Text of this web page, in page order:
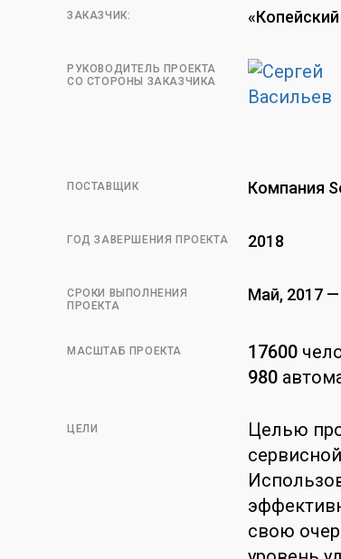
ЗАКАЗЧИК:
РУКОВОДИТЕЛЬ ПРОЕКТА
СО СТОРОНЫ ЗАКАЗЧИКА
ПОСТАВЩИК Компания
ГОД ЗАВЕРШЕНИЯ ПРОЕКТА 2018
СРОКИ ВЫПОЛНЕНИЯ
ПРОЕКТА
Май, 2017
МАСШТАБ ПРОЕКТА 17600
980
ЦЕЛИ
Целью
свою